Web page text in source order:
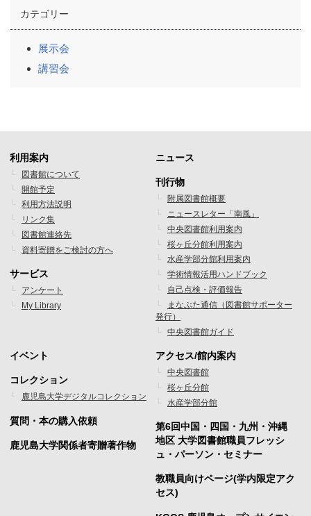
カテゴリー
展示会
講習会
フ
ッ
タ
ー
メ
ニ
ュ
1
利用案内
図書館について
開館予定
利用方法説明
リンク集
図書館連絡先
資料寄贈をご検討の方へ
サービス
アンケート
My Library
フ
ッ
タ
ー
メ
ニ
ュ
ー
2
ニュース
刊行物
附属図書館概要
ニュースレター「南風」
中央図書館利用案内
桜ヶ丘分館利用案内
水産学部分館利用案内
学術情報活用ハンドブック
自己点検・評価報告
まなぶた通信（図書館サポーター
発行）
中央図書館ガイド
フ
ッ
タ
ー
イベント
コレクション
鹿児島大学デジタルコレクション
質問・本の購入依頼
鹿児島大学関係者寄贈著作物
フ
ッ
タ
ー
メ
ニ
アクセス/館内案内
中央図書館
桜ヶ丘分館
水産学部分館
第6回中国・四国・九州・沖縄
地区 大学図書館職員フレッシ
ュ・パーソン・セミナー
教職員向けページ(学内限定アク
セス)